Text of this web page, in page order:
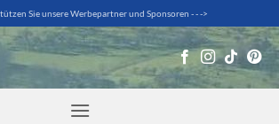
Sie unsere Werbepartner und Sponsoren - - ->